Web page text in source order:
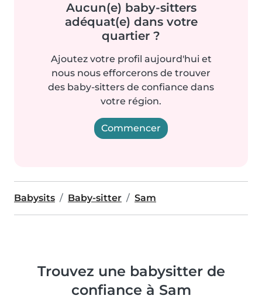
Aucun(e) baby-sitters
adéquat(e) dans votre
quartier ?
Ajoutez votre profil aujourd'hui et
nous nous efforcerons de trouver
des baby-sitters de confiance dans
votre région.
Commencer
Babysits Baby-sitter Sam
Trouvez une babysitter de
confiance à Sam